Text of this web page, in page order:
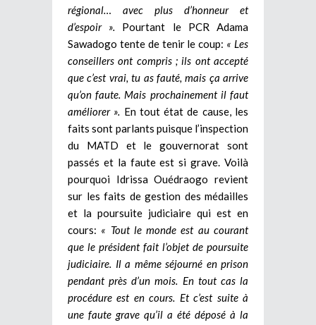
régional… avec plus d’honneur et
d’espoir ».
Pourtant le PCR Adama
Sawadogo tente de tenir le coup: « Les
conseillers ont compris ; ils ont accepté
que c’est vrai, tu as fauté, mais ça arrive
qu’on faute. Mais prochainement il faut
améliorer ». En tout état de cause, les
faits sont parlants puisque l’inspection
du MATD et le gouvernorat sont
passés et la faute est si grave. Voilà
pourquoi Idrissa Ouédraogo revient
sur les faits de gestion des médailles
et la poursuite judiciaire qui est en
cours: « Tout le monde est au courant
que le président fait l’objet de poursuite
judiciaire. Il a même séjourné en prison
pendant près d’un mois. En tout cas la
procédure est en cours. Et c’est suite à
une faute grave qu’il a été déposé à la